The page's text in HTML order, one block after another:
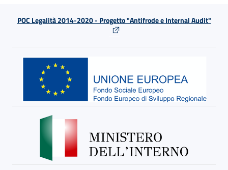
POC Legalità 2014-2020 - Progetto "Antifrode e Internal Audit"